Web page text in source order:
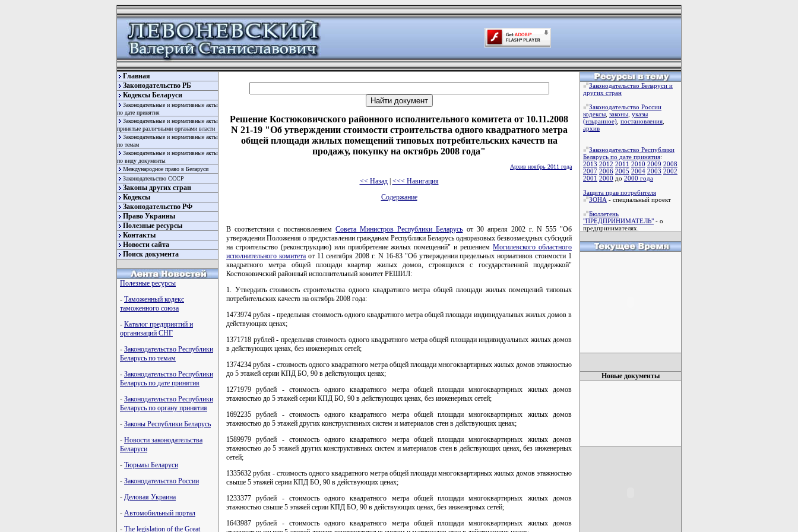
Главная
Законодательство РБ
Кодексы Беларуси
Законодательные и нормативные акты
по дате принятия
Законодательные и нормативные акты
принятые различными органами власти
Законодательные и нормативные акты
по темам
Законодательные и нормативные акты
по виду документы
Международное право в Беларуси
Законодательство СССР
Законы других стран
Кодексы
Законодательство РФ
Право Украины
Полезные ресурсы
Контакты
Новости сайта
Поиск документа
Полезные ресурсы
- Таможенный кодекс
таможенного союза
- Каталог предприятий и
организаций СНГ
- Законодательство Республики
Беларусь по темам
- Законодательство Республики
Беларусь по дате принятия
- Законодательство Республики
Беларусь по органу принятия
- Законы Республики Беларусь
- Новости законодательства
Беларуси
- Тюрьмы Беларуси
- Законодательство России
- Деловая Украина
- Автомобильный портал
- The legislation of the Great
Решение Костюковичского районного исполнительного комитета от 10.11.2008
N 21-19 "Об утверждении стоимости строительства одного квадратного метра
общей площади жилых помещений типовых потребительских качеств на
продажу, покупку на октябрь 2008 года"
Архив ноябрь 2011 года
<< Назад| <<< Навигация
Содержание
В соответствии с постановлениемСовета Министров Республики Беларусь от 30 апреля 2002 г. N 555 "Об
утверждении Положения о предоставлении гражданам Республики Беларусь одноразовых безвозмездных субсидий
на строительство (реконструкцию) или приобретение жилых помещений" и решениемМогилевского областного
исполнительного комитетаот 11 сентября 2008 г. N 16-83 "Об утверждении предельных нормативов стоимости 1
квадратного метра общей площади квартир жилых домов, строящихся с государственной поддержкой"
Костюковичский районный исполнительный комитет РЕШИЛ:
1. Утвердить стоимость строительства одного квадратного метра общей площади жилых помещений типовых
потребительских качеств на октябрь 2008 года:
1473974 рубля - предельная стоимость одного квадратного метра общей площади индивидуальных жилых домов в
действующих ценах;
1371718 рублей - предельная стоимость одного квадратного метра общей площади индивидуальных жилых домов
в действующих ценах, без инженерных сетей;
1374234 рубля - стоимость одного квадратного метра общей площади многоквартирных жилых домов этажностью
до 5 этажей серии КПД БО, 90 в действующих ценах;
1271979 рублей - стоимость одного квадратного метра общей площади многоквартирных жилых домов
этажностью до 5 этажей серии КПД БО, 90 в действующих ценах, без инженерных сетей;
1692235 рублей - стоимость одного квадратного метра общей площади многоквартирных жилых домов
этажностью до 5 этажей других конструктивных систем и материалов стен в действующих ценах;
1589979 рублей - стоимость одного квадратного метра общей площади многоквартирных жилых домов
этажностью до 5 этажей других конструктивных систем и материалов стен в действующих ценах, без инженерных
сетей;
1335632 рубля - стоимость одного квадратного метра общей площади многоквартирных жилых домов этажностью
свыше 5 этажей серии КПД БО, 90 в действующих ценах;
1233377 рублей - стоимость одного квадратного метра общей площади многоквартирных жилых домов
этажностью свыше 5 этажей серии КПД БО, 90 в действующих ценах, без инженерных сетей;
1643987 рублей - стоимость одного квадратного метра общей площади многоквартирных жилых домов
Законодательство Беларуси и
других стран
Законодательство России
кодексы законы указы
(изьранное) постановления
архив
Законодательство Республики
Беларусь по дате принятия:
2013 2012 2011 2010 2009 2008
2007 2006 2005 2004 2003 2002
2001 2000 до 2000 года
Защита прав потребителя
ЗОНА - специальный проект
Бюллетень
"ПРЕДПРИНИМАТЕЛЬ" - о
предпринимателях.
Новые документы